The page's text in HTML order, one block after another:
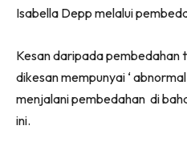
Isabella Depp melalui
Kesan daripada pembedahan
dikesan mempunyai ‘
menjalani pembedahan di
ini.